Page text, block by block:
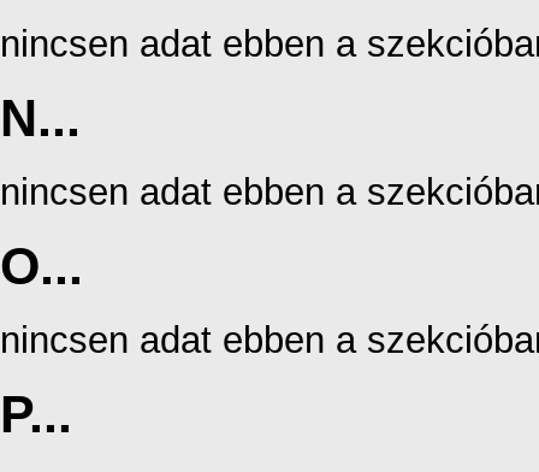
nincsen adat ebben a
N...
nincsen adat ebben a
O...
nincsen adat ebben a
P...